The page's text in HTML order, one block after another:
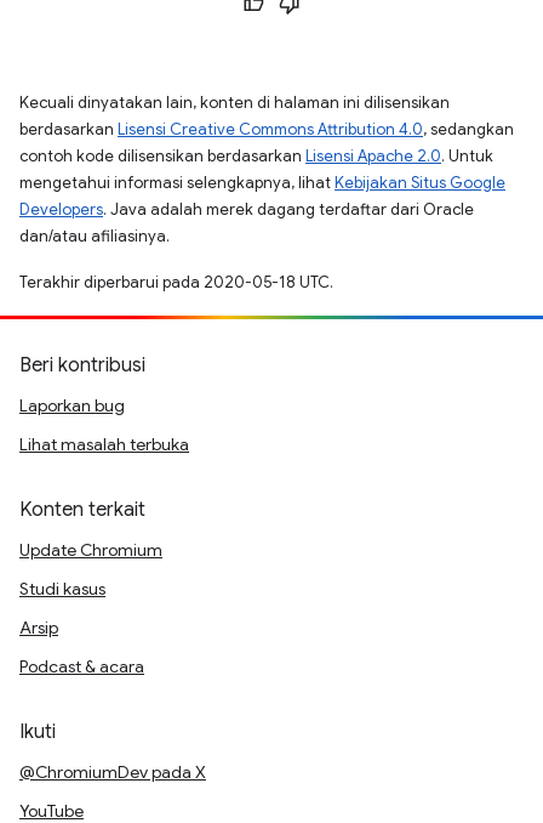
Kecuali dinyatakan lain, konten di halaman ini dilisensikan
berdasarkan Lisensi Creative Commons Attribution 4.0, sedangkan
contoh kode dilisensikan berdasarkan Lisensi Apache 2.0. Untuk
mengetahui informasi selengkapnya, lihatKebijakan Situs Google
Developers. Java adalah merek dagang terdaftar dari Oracle
dan/atau afiliasinya.
Terakhir diperbarui pada 2020-05-18 UTC.
Beri kontribusi
Laporkan bug
Lihat masalah terbuka
Konten terkait
Update Chromium
Studi kasus
Arsip
Podcast & acara
Ikuti
@ChromiumDev pada X
YouTube